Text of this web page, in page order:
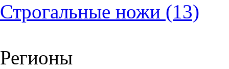
Строгальные ножи (13)
Регионы